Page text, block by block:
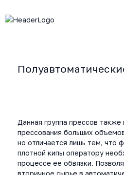
Данная группа прессов
прессования больших
но отличается лишь тем, что
плотной кипы оператору
процессе ее обвязки.
вторичное сырье в